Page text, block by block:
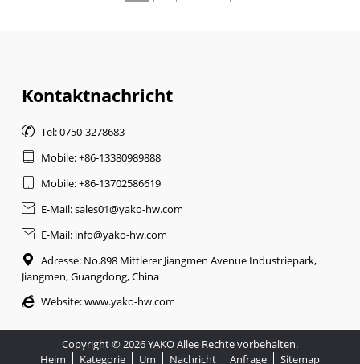
Kontaktnachricht
 Tel: 0750-3278683
 Mobile: +86-13380989888
 Mobile: +86-13702586619
 E-Mail: sales01@yako-hw.com
 E-Mail: info@yako-hw.com

Adresse: No.898 Mittlerer Jiangmen Avenue Industriepark,
Jiangmen, Guangdong, China
 Website:www.yako-hw.com
Copyright © 2026 YAKO Allee Rechte vorbehalten.
Heim
Kategorie Um Nachricht Anfrage Sitemap